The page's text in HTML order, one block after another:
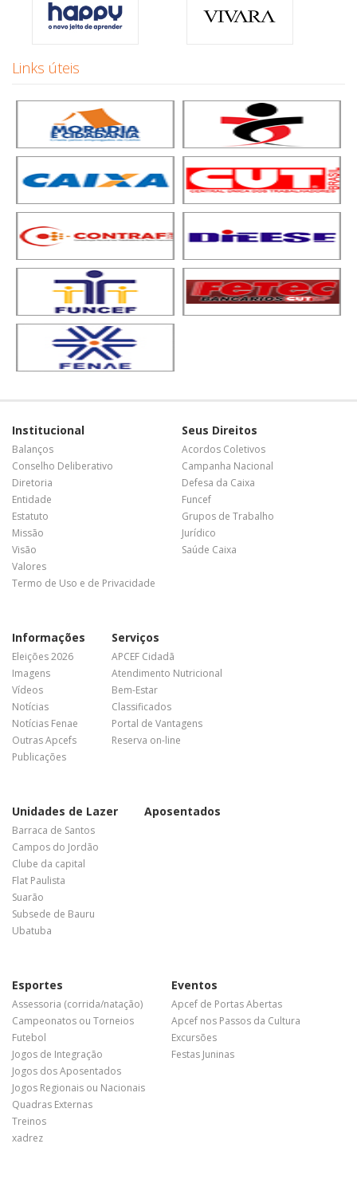
Links úteis
Institucional
Balanços
Conselho Deliberativo
Diretoria
Entidade
Estatuto
Missão
Visão
Valores
Termo de Uso e de Privacidade
Seus Direitos
Acordos Coletivos
Campanha Nacional
Defesa da Caixa
Funcef
Grupos de Trabalho
Jurídico
Saúde Caixa
Informações
Eleições 2026
Imagens
Vídeos
Notícias
Notícias Fenae
Outras Apcefs
Publicações
Serviços
APCEF Cidadã
Atendimento Nutricional
Bem-Estar
Classificados
Portal de Vantagens
Reserva on-line
Unidades de Lazer
Barraca de Santos
Campos do Jordão
Clube da capital
Flat Paulista
Suarão
Subsede de Bauru
Ubatuba
Aposentados
Esportes
Assessoria (corrida/natação)
Campeonatos ou Torneios
Futebol
Jogos de Integração
Jogos dos Aposentados
Jogos Regionais ou Nacionais
Quadras Externas
Treinos
xadrez
Eventos
Apcef de Portas Abertas
Apcef nos Passos da Cultura
Excursões
Festas Juninas